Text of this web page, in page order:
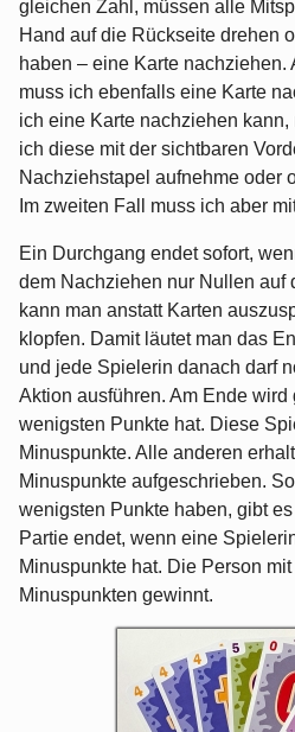
gleichen Zahl, müssen alle
Hand auf die Rückseite drehen
haben – eine Karte nachziehen.
muss ich ebenfalls eine Karte
ich eine Karte nachziehen
ich diese mit der sichtbaren
Nachziehstapel aufnehme oder
Im zweiten Fall muss ich aber
Ein Durchgang endet sofort,
dem Nachziehen nur Nullen auf
kann man anstatt Karten
klopfen. Damit läutet man das
und jede Spielerin danach darf
Aktion ausführen. Am Ende wird
wenigsten Punkte hat. Diese
Minuspunkte. Alle anderen
Minuspunkte aufgeschrieben.
wenigsten Punkte haben, gibt
Partie endet, wenn eine
Minuspunkte hat. Die Person
Minuspunkten gewinnt.